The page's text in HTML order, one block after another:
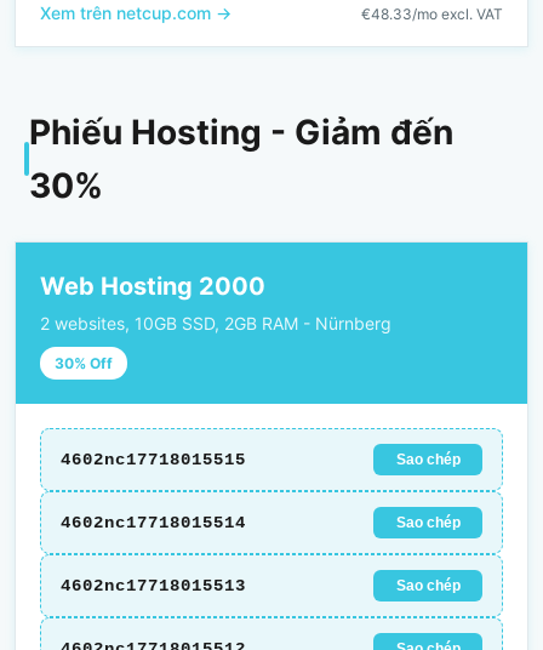
Xem trên netcup.com → €48.33/mo excl. VAT
Phiếu Hosting - Giảm đến
30%
Web Hosting 2000
2 websites, 10GB SSD, 2GB RAM - Nürnberg
30% Off
4602nc17718015515 Sao chép
4602nc17718015514 Sao chép
4602nc17718015513 Sao chép